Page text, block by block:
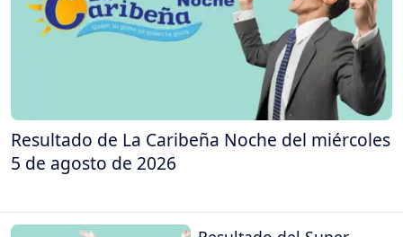
Resultado de La Caribeña Noche del miércoles
5 de agosto de 2026